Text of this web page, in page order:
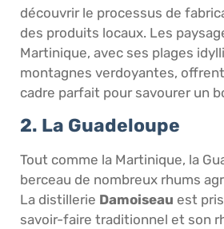
découvrir le processus de
des produits locaux. Les
Martinique, avec ses plages
montagnes verdoyantes,
cadre parfait pour savourer un
2. La Guadeloupe
Tout comme la Martinique, la
berceau de nombreux rhums
La distillerie Damoiseau est
savoir-faire traditionnel et son